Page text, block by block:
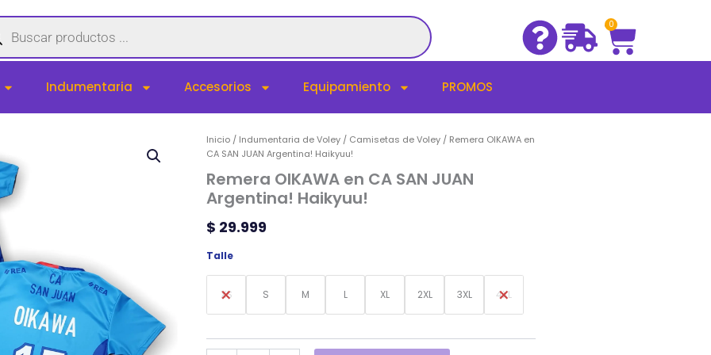
0
Cart
Indumentaria Accesorios Equipamiento PROMOS
Inicio / Indumentaria de Voley / Camisetas de Voley / Remera OIKAWA en
CA SAN JUAN Argentina! Haikyuu!
Remera OIKAWA en CA SAN JUAN
Argentina! Haikyuu!
$ 29.999
Talle
XS S M L XL 2XL 3XL 4XL
Remera
OIKAWA
en
CA
SAN
JUAN
Argentina!
Haikyuu!